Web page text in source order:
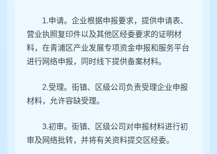
1.申请。企业根据申报要求，提供申请表、
营业执照复印件以及其他区经委要求的证明材
料，在青浦区产业发展专项资金申报和服务平台
进行网络申报，同时线下提供备案材料。
2.受理。街镇、区级公司负责受理企业申报
材料，允许容缺受理。
3.初审。街镇、区级公司对申报材料进行初
审及网络批转，并将有关资料提交区经委。